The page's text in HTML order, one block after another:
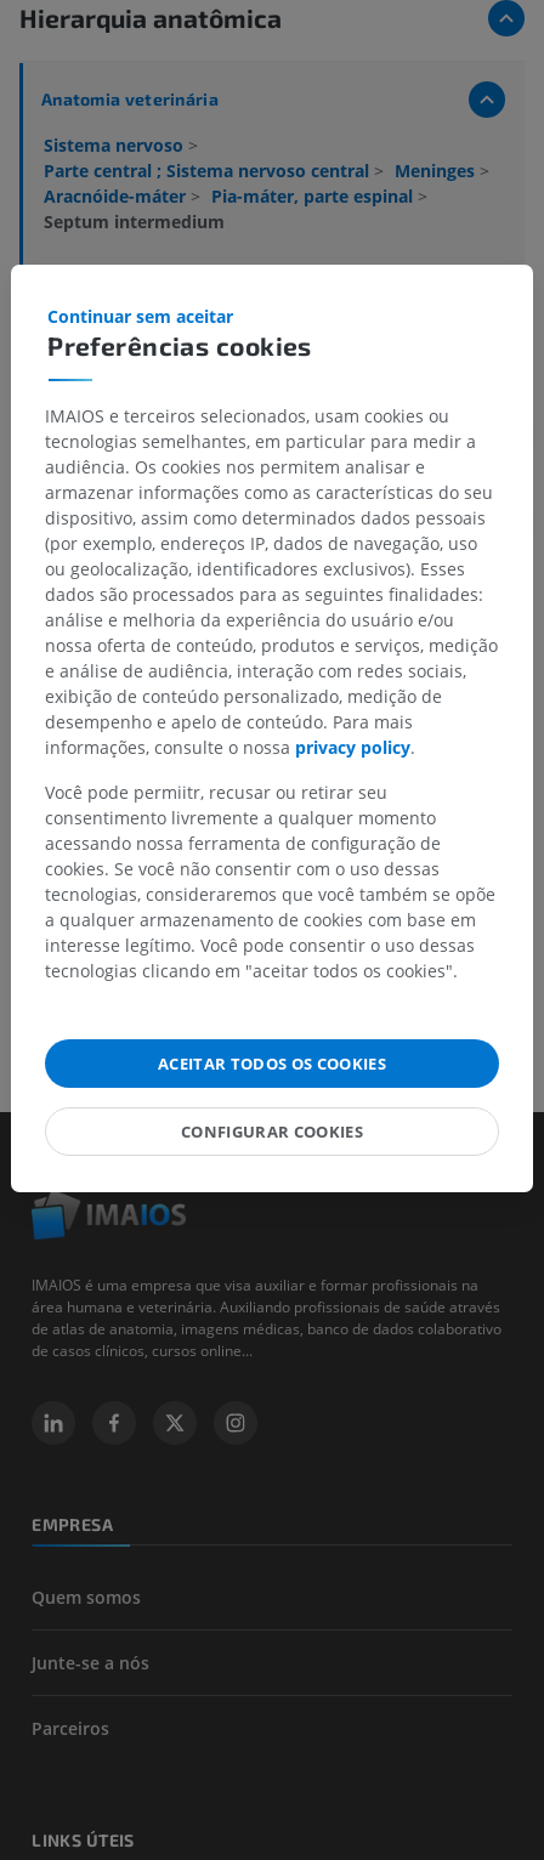
Hierarquia anatômica
Anatomia veterinária
Sistema nervoso >
Parte central ; Sistema nervoso central > Meninges >
Aracnóide-máter > Pia-máter, parte espinal >
Septum intermedium
Anatomia comparativa em humanos
Traduções
Encontrou um erro?
Não hesite em nos sugerir uma correção, tradução ou
melhora de conteúdo.
Relatar um problema
BAIXE O APLICATIVO
IMAIOS é uma empresa que visa auxiliar e formar profissionais na
área humana e veterinária. Auxiliando profissionais de saúde através
de atlas de anatomia, imagens médicas, banco de dados colaborativo
de casos clínicos, cursos online...
EMPRESA
Quem somos
Junte-se a nós
Parceiros
LINKS ÚTEIS
Preferências cookies
Continuar sem aceitar
IMAIOS e terceiros selecionados, usam cookies ou
tecnologias semelhantes, em particular para medir a
audiência. Os cookies nos permitem analisar e
armazenar informações como as características do seu
dispositivo, assim como determinados dados pessoais
(por exemplo, endereços IP, dados de navegação, uso
ou geolocalização, identificadores exclusivos). Esses
dados são processados para as seguintes finalidades:
análise e melhoria da experiência do usuário e/ou
nossa oferta de conteúdo, produtos e serviços, medição
e análise de audiência, interação com redes sociais,
exibição de conteúdo personalizado, medição de
desempenho e apelo de conteúdo. Para mais
informações, consulte o nossa privacy policy.
Você pode permiitr, recusar ou retirar seu
consentimento livremente a qualquer momento
acessando nossa ferramenta de configuração de
cookies. Se você não consentir com o uso dessas
tecnologias, consideraremos que você também se opõe
a qualquer armazenamento de cookies com base em
interesse legítimo. Você pode consentir o uso dessas
tecnologias clicando em "aceitar todos os cookies".
ACEITAR TODOS OS COOKIES
CONFIGURAR COOKIES